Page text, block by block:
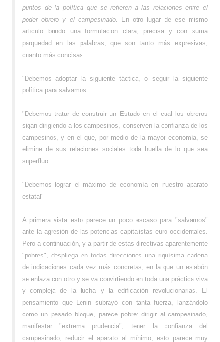
puntos de la política que se refieren a las relaciones entre el
poder obrero y el campesinado. En otro lugar de ese mismo
artículo brindó una formulación clara, precisa y con suma
parquedad en las palabras, que son tanto más expresivas,
cuanto más concisas:
"Debemos adoptar la siguiente táctica, o seguir la siguiente
política para salvamos.
"Debemos tratar de construir un Estado en el cual los obreros
sigan dirigiendo a los campesinos, conserven la confianza de los
campesinos, y en el que, por medio de la mayor economía, se
elimine de sus relaciones sociales toda huella de lo que sea
superfluo.
"Debemos lograr el máximo de economía en nuestro aparato
estatal"
A primera vista esto parece un poco escaso para "salvarnos"
ante la agresión de las potencias capitalistas euro occidentales.
Pero a continuación, y a partir de estas directivas aparentemente
"pobres", despliega en todas direcciones una riquísima cadena
de indicaciones cada vez más concretas, en la que un eslabón
se enlaza con otro y se va convirtiendo en toda una práctica viva
y compleja de la lucha y la edificación revolucionarias. El
pensamiento que Lenin subrayó con tanta fuerza, lanzándolo
como un pesado bloque, parece pobre: dirigir al campesinado,
manifestar "extrema prudencia", tener la confianza del
campesinado, reducir el aparato al mínimo; esto parece muy